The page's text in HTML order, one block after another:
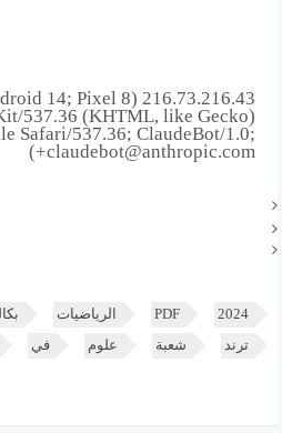
Android 14; Pixel 8)
537.36 (KHTML, like Gecko)
Safari/537.36; ClaudeBot/1.0;
+claudebot@anthropic.com)
2024
PDF الرياضيات
ترند شعبة علوم في